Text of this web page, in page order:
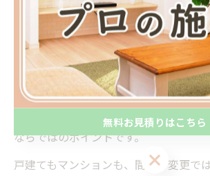
マンションの場合は管理規約や構造上
に水回りや間仕切り壁の移動に制限が
ます。事前に「マンションリフォーム
「マンションリフォーム 間取り変更 費
集め、管理組合への申請手続きも忘れ
防音・断熱性能の維持や、上下階への
ならではのポイントです。
戸建てもマンションも、間取り変更で
無料お見積りはこちら
無料お見積りはこちら